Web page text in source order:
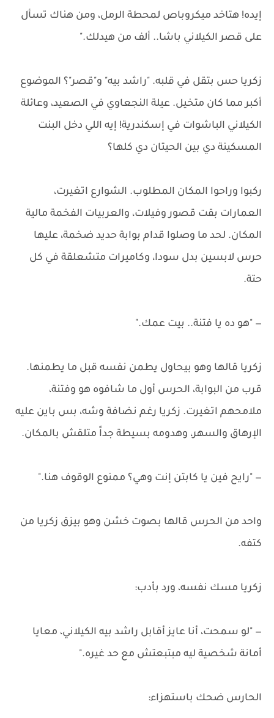
إيده! هتاخد ميكروباص لمحطة الرمل، ومن هناك تسأل
على قصر الكيلاني باشا.. ألف من هيدلك."
زكريا حس بتقل في قلبه. "راشد بيه" و"قصر"؟ الموضوع
أكبر مما كان متخيل. عيلة النجعاوي في الصعيد، وعائلة
الكيلاني الباشوات في إسكندرية! إيه اللي دخل البنت
المسكينة دي بين الحيتان دي كلها؟
ركبوا وراحوا المكان المطلوب. الشوارع اتغيرت،
العمارات بقت قصور وفيلات، والعربيات الفخمة مالية
المكان. لحد ما وصلوا قدام بوابة حديد ضخمة، عليها
حرس لابسين بدل سودا، وكاميرات متشعلقة في كل
حتة.
— "هو ده يا فتنة.. بيت عمك."
زكريا قالها وهو بيحاول يطمن نفسه قبل ما يطمنها.
قرب من البوابة، الحرس أول ما شافوه هو وفتنة،
ملامحهم اتغيرت. زكريا رغم نضافة وشه، بس باين عليه
الإرهاق والسهر، وهدومه بسيطة جداً متلقش بالمكان.
— "رايح فين يا كابتن إنت وهي؟ ممنوع الوقوف هنا."
واحد من الحرس قالها بصوت خشن وهو بيزق زكريا من
كتفه.
زكريا مسك نفسه، ورد بأدب:
— "لو سمحت، أنا عايز أقابل راشد بيه الكيلاني، معايا
أمانة شخصية ليه مبتبعتش مع حد غيره."
الحارس ضحك باستهزاء: